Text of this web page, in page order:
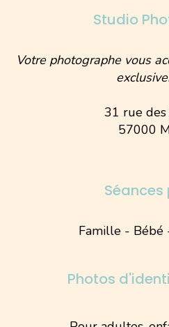
Studio
Votre photographe vous
31 rue
57000
Famille - Bébé
Photos